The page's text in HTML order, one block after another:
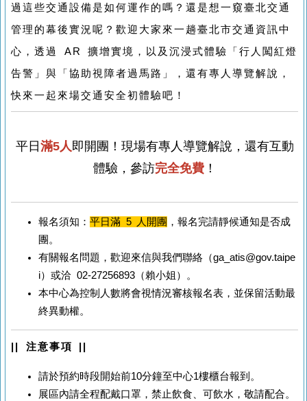
過這些交通設備是如何運作的嗎？還是想一窺臺北交通
管理的幕後實況呢？歡迎大家來一趟臺北市交通資訊中
心，透過 AR 擴增實境，以及沉浸式體驗「行人闖紅燈
告警」與「協助視障者過馬路」，還有專人導覽解說，
快來一起來場交通安全初體驗吧！
平日滿5人即開團！現場有專人導覽解說，還有互動
體驗，參訪完全免費！
報名須知： 平日滿 5 人開團 ，報名完請靜候通知是否成
團。
有關報名問題，歡迎來信與我們聯絡（ga_atis@gov.taipe
i）或洽 02-27256893（賴小姐）。
本中心為控制人數將會視情況審核報名表，並保留活動最
終異動權。
|| 注意事項 ||
請於預約時段開始前10分鐘至中心1樓櫃台報到。
展區內請全程配戴口罩，禁止飲食、可飲水，敬請配合。